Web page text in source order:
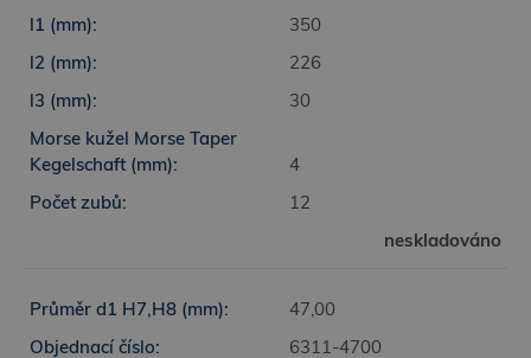
350
226
30
4
12
neskladováno
47,00
6311-4700